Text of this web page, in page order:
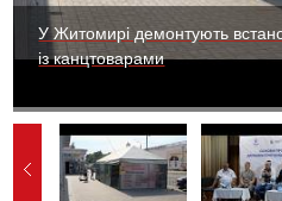
У Житомирі демонтують
із канцтоварами